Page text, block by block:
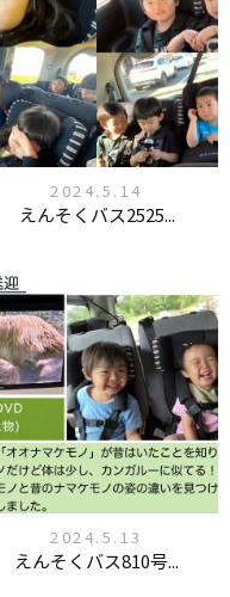
2024.5.14
えんそくバス2525...
2024.5.13
えんそくバス810号...